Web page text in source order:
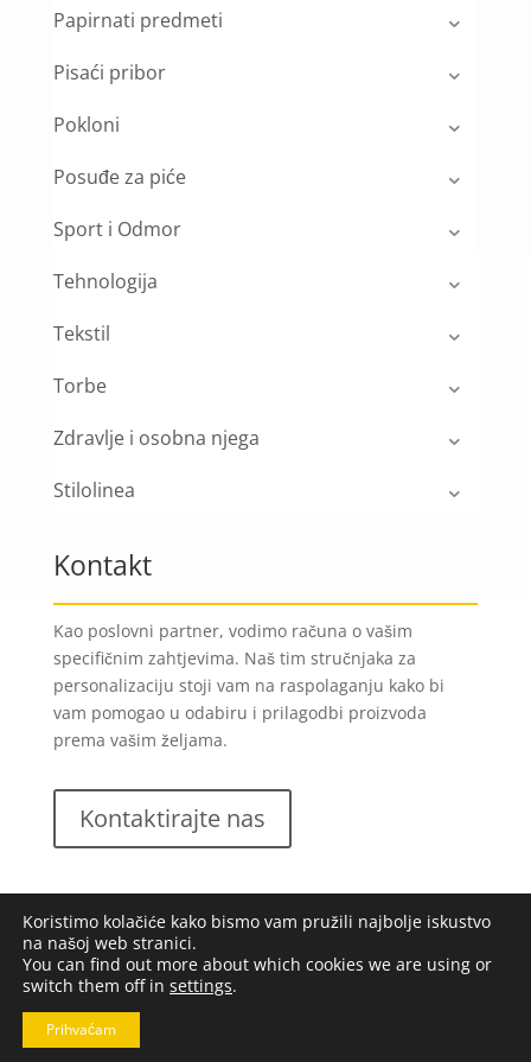
Papirnati predmeti
Pisaći pribor
Pokloni
Posuđe za piće
Sport i Odmor
Tehnologija
Tekstil
Torbe
Zdravlje i osobna njega
Stilolinea
Kontakt
Kao poslovni partner, vodimo računa o vašim
specifičnim zahtjevima. Naš tim stručnjaka za
personalizaciju stoji vam na raspolaganju kako bi
vam pomogao u odabiru i prilagodbi proizvoda
prema vašim željama.
Kontaktirajte nas
Lungomare d.o.o.2023. Sva prava pridržana |
uvjeti poslovanja
Koristimo kolačiće kako bismo vam pružili najbolje iskustvo
na našoj web stranici.
You can find out more about which cookies we are using or
switch them off in settings.
Prihvaćam